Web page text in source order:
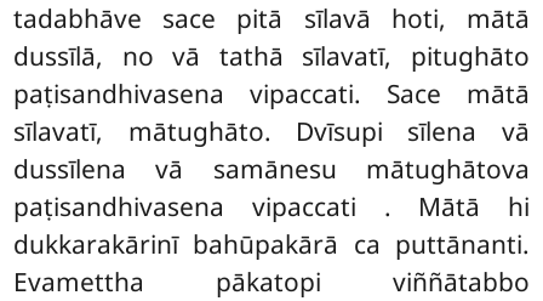
tadabhāve sace pitā sīlavā hoti, mātā
dussīlā, no vā tathā sīlavatī, pitughāto
paṭisandhivasena vipaccati. Sace mātā
sīlavatī, mātughāto. Dvīsupi sīlena vā
dussīlena vā samānesu mātughātova
paṭisandhivasena vipaccati . Mātā hi
dukkarakārinī bahūpakārā ca puttānanti.
Evamettha pākatopi viññātabbo